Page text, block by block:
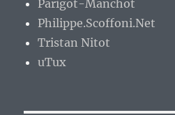
Parigot-Manchot
Philippe.Scoffoni.Net
Tristan Nitot
uTux